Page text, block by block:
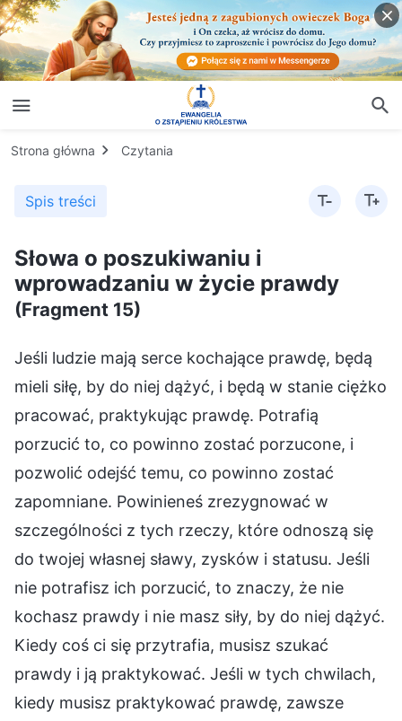
Strona główna Czytania
Spis treści
Słowa o poszukiwaniu i
wprowadzaniu w życie prawdy
(Fragment 15)
Jeśli ludzie mają serce kochające prawdę, będą
mieli siłę, by do niej dążyć, i będą w stanie ciężko
pracować, praktykując prawdę. Potrafią
porzucić to, co powinno zostać porzucone, i
pozwolić odejść temu, co powinno zostać
zapomniane. Powinieneś zrezygnować w
szczególności z tych rzeczy, które odnoszą się
do twojej własnej sławy, zysków i statusu. Jeśli
nie potrafisz ich porzucić, to znaczy, że nie
kochasz prawdy i nie masz siły, by do niej dążyć.
Kiedy coś ci się przytrafia, musisz szukać
prawdy i ją praktykować. Jeśli w tych chwilach,
kiedy musisz praktykować prawdę, zawsze